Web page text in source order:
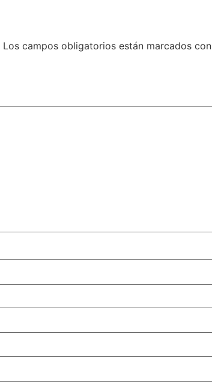
Los campos obligatorios están marcados con